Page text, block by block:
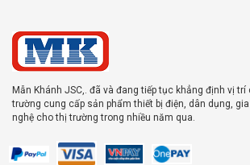
Mẫn Khánh JSC,. đã và đang tiếp tục khẳng định vị
trường cung cấp sản phẩm thiết bị điện, dân dụng,
nghệ cho thị trường trong nhiều năm qua.